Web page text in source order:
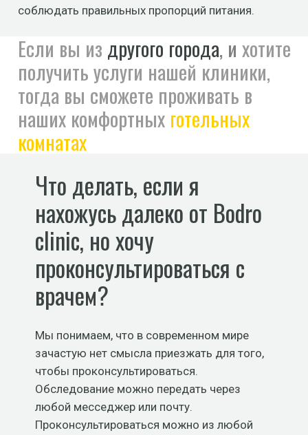
соблюдать правильных пропорций питания.
Если вы из другого города, и хотите
получить услуги нашей клиники,
тогда вы сможете проживать в
наших комфортных готельных
комнатах
Что делать, если я
нахожусь далеко от Bodro
clinic, но хочу
проконсультироваться с
врачем?
Мы понимаем, что в современном мире
зачастую нет смысла приезжать для того,
чтобы проконсультироваться.
Обследование можно передать через
любой месседжер или почту.
Проконсультироваться можно из любой